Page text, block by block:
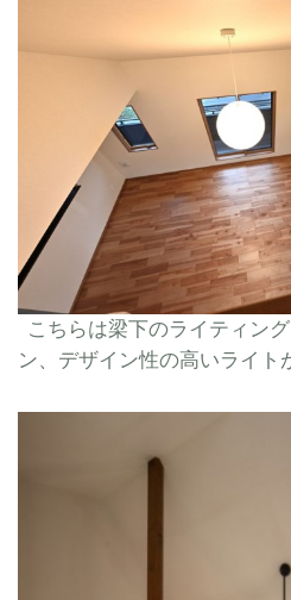
こちらは梁下のライティン
ン、デザイン性の高いライト